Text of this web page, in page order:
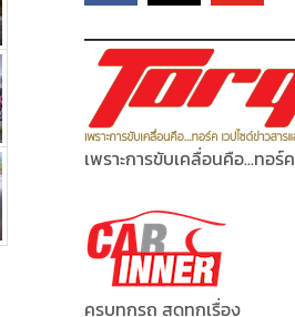
เพราะการขับเคลื่อนคือ...ทอร์ค
ครบทุกรถ สดทุกเรื่อง